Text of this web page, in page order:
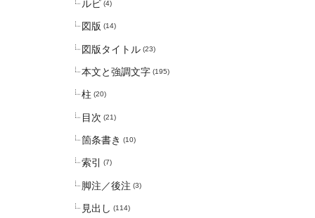
ルビ (4)
図版 (14)
図版タイトル (23)
本文と強調文字 (195)
柱 (20)
目次 (21)
箇条書き (10)
索引 (7)
脚注／後注 (3)
見出し (114)